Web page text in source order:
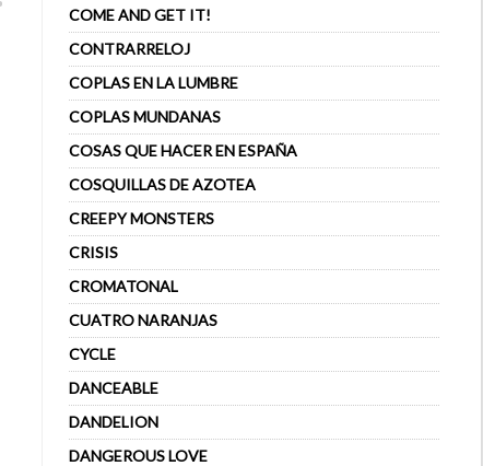
COME AND GET IT!
CONTRARRELOJ
COPLAS EN LA LUMBRE
COPLAS MUNDANAS
COSAS QUE HACER EN ESPAÑA
COSQUILLAS DE AZOTEA
CREEPY MONSTERS
CRISIS
CROMATONAL
CUATRO NARANJAS
CYCLE
DANCEABLE
DANDELION
DANGEROUS LOVE